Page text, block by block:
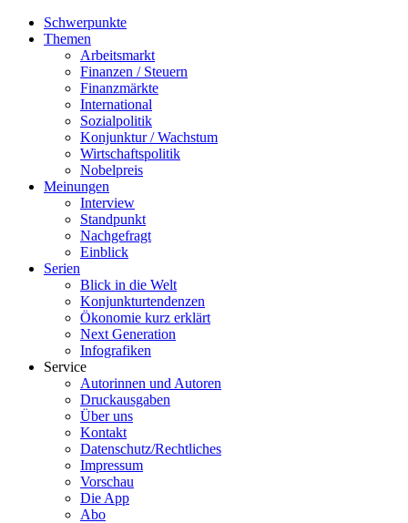
Schwerpunkte
Themen
Arbeitsmarkt
Finanzen / Steuern
Finanzmärkte
International
Sozialpolitik
Konjunktur / Wachstum
Wirtschaftspolitik
Nobelpreis
Meinungen
Interview
Standpunkt
Nachgefragt
Einblick
Serien
Blick in die Welt
Konjunkturtendenzen
Ökonomie kurz erklärt
Next Generation
Infografiken
Service
Autorinnen und Autoren
Druckausgaben
Über uns
Kontakt
Datenschutz/Rechtliches
Impressum
Vorschau
Die App
Abo